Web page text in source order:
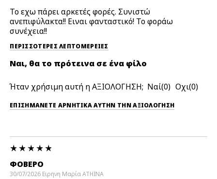
Το εχω πάρει αρκετές φορές. Συνιστώ
ανεπιφύλακτα!! Ειναι φανταστικό! Το φοράω
συνέχεια!!
ΠΕΡΙΣΣΌΤΕΡΕΣ ΛΕΠΤΟΜΈΡΕΙΕΣ
Ναι, θα το πρότεινα σε ένα φίλο
Ήταν χρήσιμη αυτή η ΑΞΙΟΛΟΓΗΣΗ; 0 0
ΕΠΙΣΗΜΆΝΕΤΕ ΑΡΝΗΤΙΚΆ ΑΥΤΉΝ ΤΗΝ ΑΞΙΟΛΟΓΗΣΗ
ΦΟΒΕΡΟ
30/07/2026 Ειρηνη ΜαρίαATHINA